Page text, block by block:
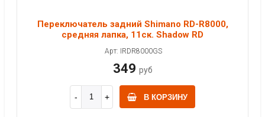
Переключатель задний Shimano RD-R8000,
средняя лапка, 11ск. Shadow RD
Арт: IRDR8000GS
349 руб
В КОРЗИНУ